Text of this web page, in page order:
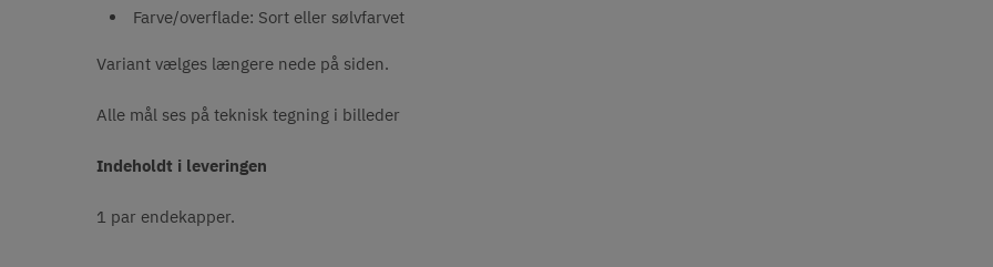
Farve/overflade: Sort eller sølvfarvet
Variant vælges længere nede på siden.
Alle mål ses på teknisk tegning i billeder
Indeholdt i leveringen
1 par endekapper.